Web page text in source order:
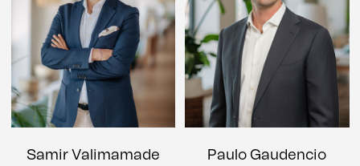
Samir Valimamade Paulo Gaudencio